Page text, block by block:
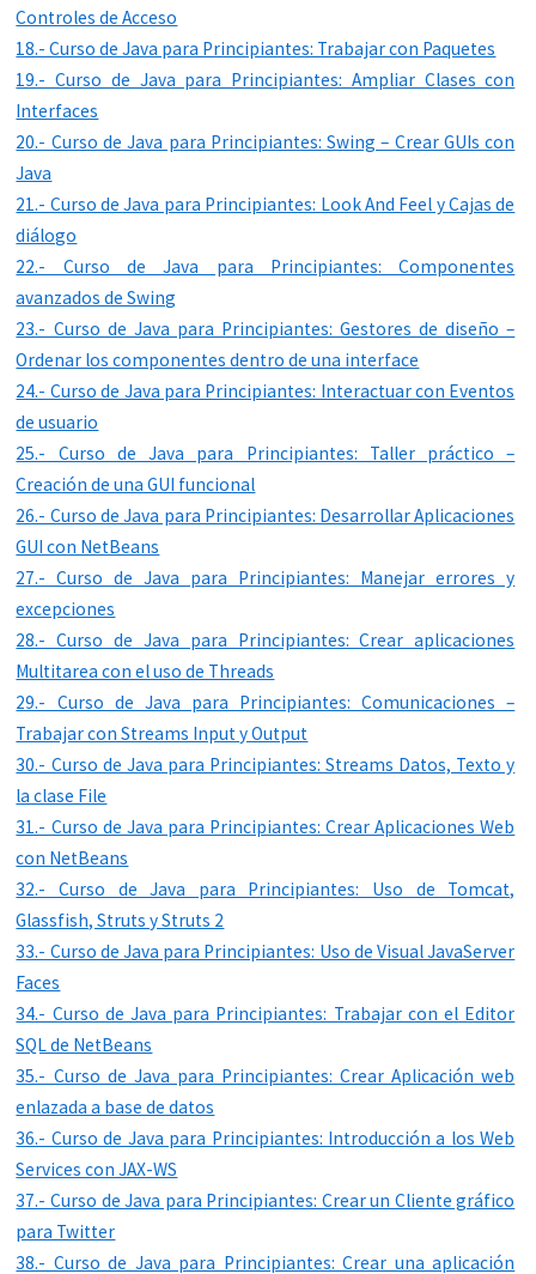
Controles de Acceso
18.- Curso de Java para Principiantes: Trabajar con Paquetes
19.- Curso de Java para Principiantes: Ampliar Clases con
Interfaces
20.- Curso de Java para Principiantes: Swing – Crear GUIs con
Java
21.- Curso de Java para Principiantes: Look And Feel y Cajas de
diálogo
22.- Curso de Java para Principiantes: Componentes
avanzados de Swing
23.- Curso de Java para Principiantes: Gestores de diseño –
Ordenar los componentes dentro de una interface
24.- Curso de Java para Principiantes: Interactuar con Eventos
de usuario
25.- Curso de Java para Principiantes: Taller práctico –
Creación de una GUI funcional
26.- Curso de Java para Principiantes: Desarrollar Aplicaciones
GUI con NetBeans
27.- Curso de Java para Principiantes: Manejar errores y
excepciones
28.- Curso de Java para Principiantes: Crear aplicaciones
Multitarea con el uso de Threads
29.- Curso de Java para Principiantes: Comunicaciones –
Trabajar con Streams Input y Output
30.- Curso de Java para Principiantes: Streams Datos, Texto y
la clase File
31.- Curso de Java para Principiantes: Crear Aplicaciones Web
con NetBeans
32.- Curso de Java para Principiantes: Uso de Tomcat,
Glassfish, Struts y Struts 2
33.- Curso de Java para Principiantes: Uso de Visual JavaServer
Faces
34.- Curso de Java para Principiantes: Trabajar con el Editor
SQL de NetBeans
35.- Curso de Java para Principiantes: Crear Aplicación web
enlazada a base de datos
36.- Curso de Java para Principiantes: Introducción a los Web
Services con JAX-WS
37.- Curso de Java para Principiantes: Crear un Cliente gráfico
para Twitter
38.- Curso de Java para Principiantes: Crear una aplicación